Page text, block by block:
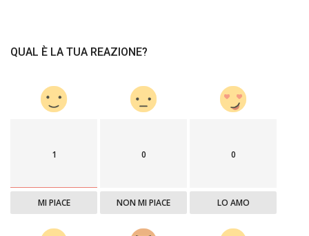
QUAL È LA TUA REAZIONE?
1
MI PIACE
0
NON MI PIACE
0
LO AMO